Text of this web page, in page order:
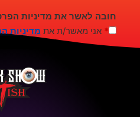
חובה לאשר את מדיניות
* אני מאשר/ת את מדיניות